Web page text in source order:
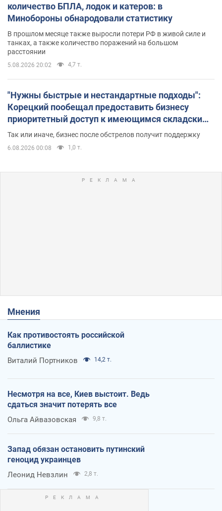
количество БПЛА, лодок и катеров: в
Минобороны обнародовали статистику
В прошлом месяце также выросли потери РФ в живой силе и
танках, а также количество поражений на большом
расстоянии
5.08.2026 20:02 4,7 т.
"Нужны быстрые и нестандартные подходы":
Корецкий пообещал предоставить бизнесу
приоритетный доступ к имеющимся складским
помещениям
Так или иначе, бизнес после обстрелов получит поддержку
6.08.2026 00:08 1,0 т.
Мнения
Как противостоять российской
баллистике
Виталий Портников 14,2 т.
Несмотря на все, Киев выстоит. Ведь
сдаться значит потерять все
Ольга Айвазовская 9,8 т.
Запад обязан остановить путинский
геноцид украинцев
Леонид Невзлин 2,8 т.